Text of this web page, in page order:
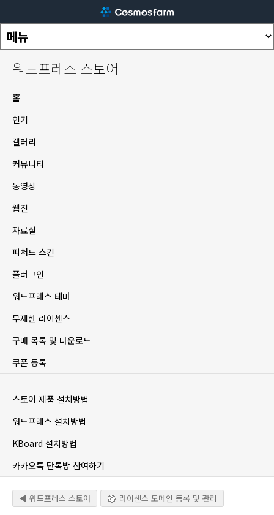
워드프레스 스토어
홈
인기
갤러리
커뮤니티
동영상
웹진
자료실
피처드 스킨
플러그인
워드프레스 테마
무제한 라이센스
구매 목록 및 다운로드
쿠폰 등록
스토어 제품 설치방법
워드프레스 설치방법
KBoard 설치방법
카카오톡 단톡방 참여하기
◀ 워드프레스 스토어 라이센스 도메인 등록 및 관리